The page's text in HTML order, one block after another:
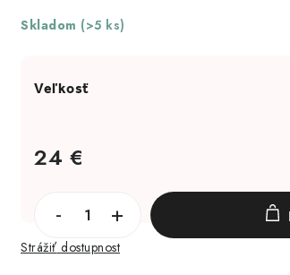
Skladom (>5 ks)
24 €
Strážiť